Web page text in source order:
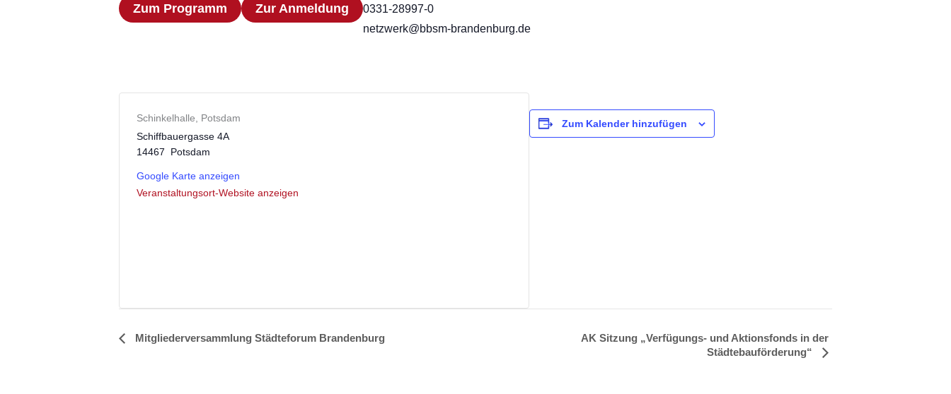
Zum Programm Zur Anmeldung
0331-28997-0
netzwerk@bbsm-brandenburg.de
Schinkelhalle, Potsdam
Schiffbauergasse 4A
14467
Potsdam
Google Karte anzeigen
Veranstaltungsort-Website anzeigen
Zum Kalender hinzufügen
Veranstaltung-
Mitgliederversammlung Städteforum Brandenburg
AK Sitzung „Verfügungs- und Aktionsfonds in der
Städtebauförderung“